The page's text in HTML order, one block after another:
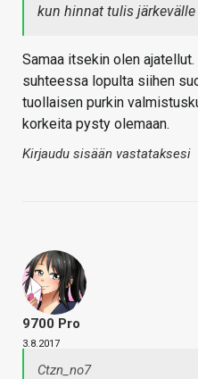
kun hinnat tulis
Samaa itsekin olen
suhteessa lopulta siihen
tuollaisen purkin
korkeita pysty olemaan.
Kirjaudu sisään vastataksesi
9700 Pro
3.8.2017
Ctzn_no7